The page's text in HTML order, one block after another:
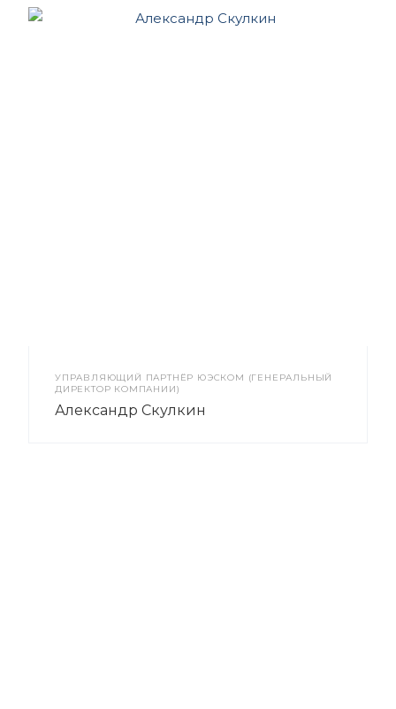
УПРАВЛЯЮЩИЙ ПАРТНЁР ЮЭСКОМ (ГЕНЕРАЛЬНЫЙ
ДИРЕКТОР КОМПАНИИ)
Александр Скулкин